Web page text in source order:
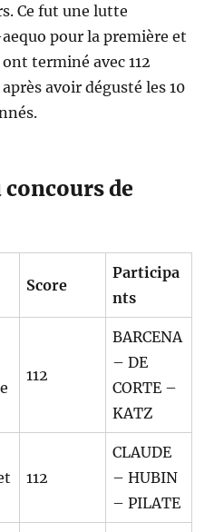
Ce fut une lutte
pour la première et
terminé avec 112
avoir dégusté les 10
concours de
Score
Participa
nts
112
BARCENA
– DE
CORTE –
KATZ
112
CLAUDE
– HUBIN
– PILATE